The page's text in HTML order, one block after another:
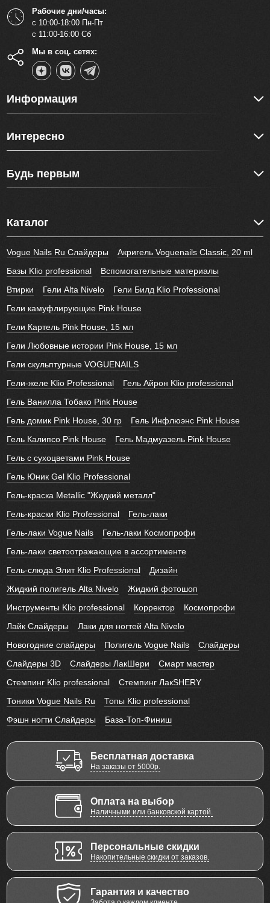
Рабочие дни/часы:
с 10:00-18:00 Пн-Пт
с 11:00-16:00 Сб
Мы в соц. сетях:
Информация
Интересно
Будь первым
Каталог
Vogue Nails Ru Слайдеры
Акригель Voguenails Classic, 20 ml
Базы Klio professional
Вспомогательные материалы
Втирки
Гели Alta Nivelo
Гели Билд Klio Professional
Гели камуфлирующие Pink House
Гели Картель Pink House, 15 мл
Гели Любовные истории Pink House, 15 мл
Гели скульптурные VOGUENAILS
Гели-желе Klio Professional
Гель Айрон Klio professional
Гель Ванилла Тобако Pink House
Гель домик Pink House, 30 гр
Гель Инфлюэнс Pink House
Гель Калипсо Pink House
Гель Мадмуазель Pink House
Гель с сухоцветами Pink House
Гель Юник Gel Klio Professional
Гель-краска Metallic "Жидкий металл"
Гель-краски Klio Professional
Гель-лаки
Гель-лаки Vogue Nails
Гель-лаки Космопрофи
Гель-лаки светоотражающие в ассортименте
Гель-слюда Элит Klio Professional
Дизайн
Жидкий полигель Alta Nivelo
Жидкий фотошоп
Инструменты Klio professional
Корректор
Космопрофи
Лайк Слайдеры
Лаки для ногтей Alta Nivelo
Новогодние слайдеры
Полигель Vogue Nails
Слайдеры
Слайдеры 3D
Слайдеры ЛакШери
Смарт мастер
Стемпинг Klio professional
Стемпинг ЛакSHERY
Тоники Vogue Nails Ru
Топы Klio professional
Фэшн ногти Слайдеры
База-Топ-Финиш
Бесплатная доставка
На заказы от 5000р.
Оплата на выбор
Наличными или банковской картой.
Персональные скидки
Накопительные скидки от заказов.
Гарантия и качество